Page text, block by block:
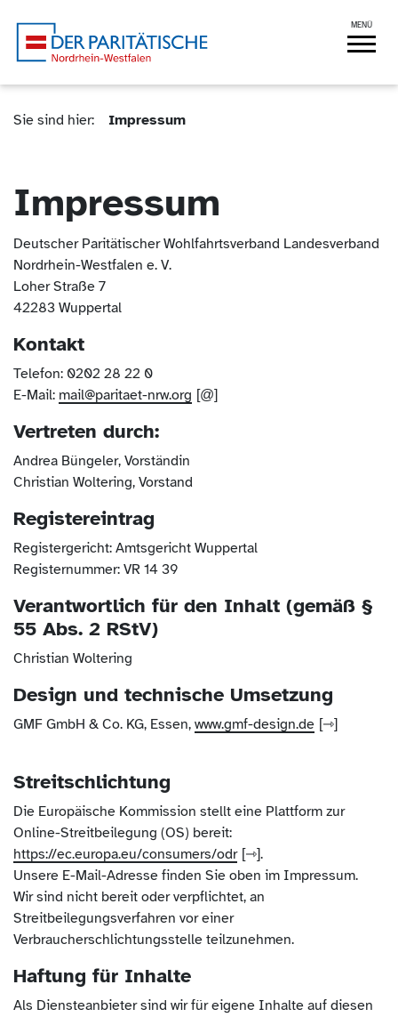
Der Paritätische NRW
Navigation MENÜ
Sie sind hier (Breadcrumb)
Sie sind hier: Impressum
Impressum
Deutscher Paritätischer Wohlfahrtsverband Landesverband
Nordrhein-Westfalen e. V.
Loher Straße 7
42283 Wuppertal
Kontakt
Telefon: 0202 28 22 0
E-Mail: mail@paritaet-nrw.org
Vertreten durch:
Andrea Büngeler, Vorständin
Christian Woltering, Vorstand
Registereintrag
Registergericht: Amtsgericht Wuppertal
Registernummer: VR 14 39
Verantwortlich für den Inhalt (gemäß §
55 Abs. 2 RStV)
Christian Woltering
Design und technische Umsetzung
GMF GmbH & Co. KG, Essen, www.gmf-design.de
Streitschlichtung
Die Europäische Kommission stellt eine Plattform zur
Online-Streitbeilegung (OS) bereit:
https://ec.europa.eu/consumers/odr
.
Unsere E-Mail-Adresse finden Sie oben im Impressum.
Wir sind nicht bereit oder verpflichtet, an
Streitbeilegungsverfahren vor einer
Verbraucherschlichtungsstelle teilzunehmen.
Haftung für Inhalte
Als Diensteanbieter sind wir für eigene Inhalte auf diesen